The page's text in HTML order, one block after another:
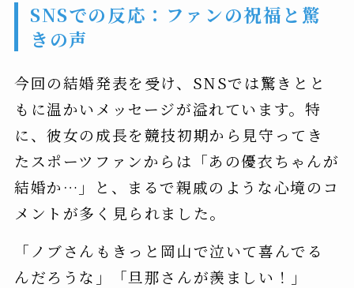
SNSでの反応：ファンの祝福と驚
きの声
今回の結婚発表を受け、SNSでは驚きとと
もに温かいメッセージが溢れています。特
に、彼女の成長を競技初期から見守ってき
たスポーツファンからは「あの優衣ちゃんが
結婚か…」と、まるで親戚のような心境のコ
メントが多く見られました。
「ノブさんもきっと岡山で泣いて喜んでる
んだろうな」「旦那さんが羨ましい！」